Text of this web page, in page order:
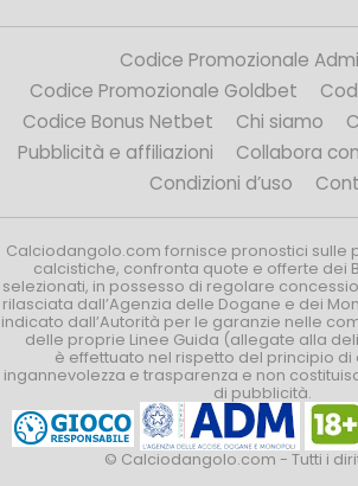
Codice Promozionale
Codice Promozionale Goldbet
Codice Bonus Netbet
Chi siamo
Pubblicità e affiliazioni
Collabora
Condizioni d’uso
Calciodangolo.com fornisce pronostici sulle
calcistiche, confronta quote e offerte dei
selezionati, in possesso di regolare
rilasciata dall’Agenzia delle Dogane e dei
indicato dall’Autorità per le garanzie nelle
delle proprie Linee Guida (allegate alla
è effettuato nel rispetto del principio di
ingannevolezza e trasparenza e non
di pubblicità.
© Calciodangolo.com - Tutti i